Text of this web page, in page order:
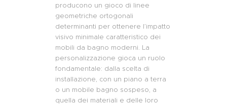
producono un gioco di linee
geometriche ortogonali
determinanti per ottenere l’impatto
visivo minimale caratteristico dei
mobili da bagno moderni. La
personalizzazione gioca un ruolo
fondamentale: dalla scelta di
installazione, con un piano a terra
o un mobile bagno sospeso, a
quella dei materiali e delle loro